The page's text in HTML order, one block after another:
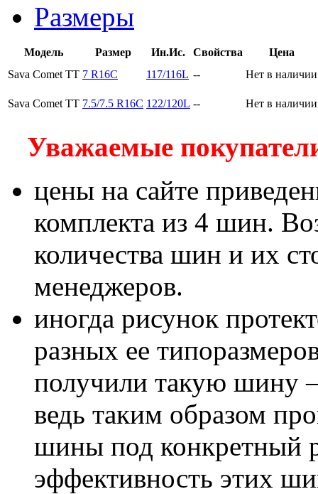
Размеры
Модель Размер Ин.Ис. Свойства
Цена
Sava Comet TT 7 R16C 117/116L -- Нет в наличии
Sava Comet TT 7.5/7.5 R16C 122/120L -- Нет в наличии
Уважаемые
цены на сайте
комплекта из 4 шин.
количества шин и их
менеджеров.
иногда рисунок
разных ее
получили такую шину
ведь таким образом
шины под конкретный
эффективность этих